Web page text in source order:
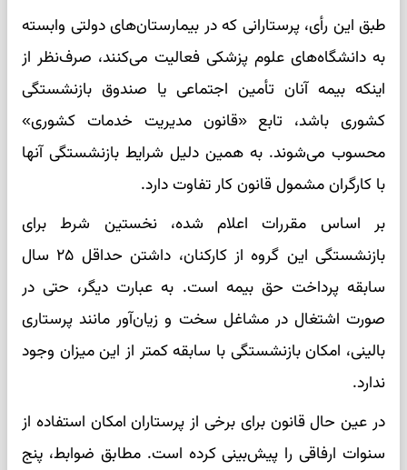
طبق این رأی، پرستارانی که در بیمارستان‌های دولتی وابسته
به دانشگاه‌های علوم پزشکی فعالیت می‌کنند، صرف‌نظر از
اینکه بیمه آنان تأمین اجتماعی یا صندوق بازنشستگی
کشوری باشد، تابع «قانون مدیریت خدمات کشوری»
محسوب می‌شوند. به همین دلیل شرایط بازنشستگی آنها
با کارگران مشمول قانون کار تفاوت دارد.
بر اساس مقررات اعلام شده، نخستین شرط برای
بازنشستگی این گروه از کارکنان، داشتن حداقل ۲۵ سال
سابقه پرداخت حق بیمه است. به عبارت دیگر، حتی در
صورت اشتغال در مشاغل سخت و زیان‌آور مانند پرستاری
بالینی، امکان بازنشستگی با سابقه کمتر از این میزان وجود
ندارد.
در عین حال قانون برای برخی از پرستاران امکان استفاده از
سنوات ارفاقی را پیش‌بینی کرده است. مطابق ضوابط، پنج